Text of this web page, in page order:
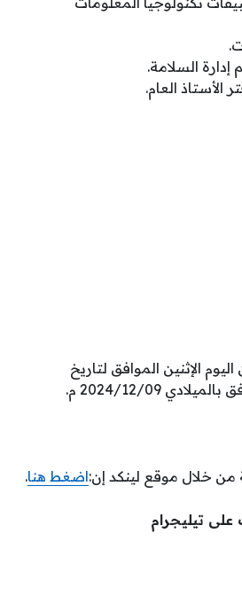
السلامة.
العام.
الإثنين الموافق لتاريخ
من خلال موقع لينكد إن:اضغط هنا.
على تيليجرام